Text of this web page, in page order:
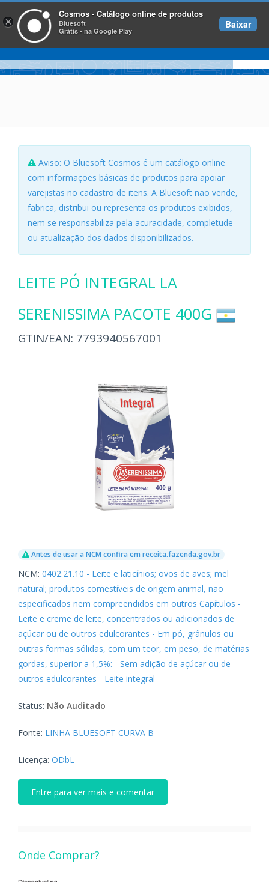
Aviso: O Bluesoft Cosmos é um catálogo online
com informações básicas de produtos para apoiar
varejistas no cadastro de itens. A Bluesoft não vende,
fabrica, distribui ou representa os produtos exibidos,
nem se responsabiliza pela acuracidade, completude
ou atualização dos dados disponibilizados.
LEITE PÓ INTEGRAL LA
SERENISSIMA PACOTE 400G
GTIN/EAN: 7793940567001
Antes de usar a NCM confira em receita.fazenda.gov.br
NCM: 0402.21.10 - Leite e laticínios; ovos de aves; mel
natural; produtos comestíveis de origem animal, não
especificados nem compreendidos em outros Capítulos -
Leite e creme de leite, concentrados ou adicionados de
açúcar ou de outros edulcorantes - Em pó, grânulos ou
outras formas sólidas, com um teor, em peso, de matérias
gordas, superior a 1,5%: - Sem adição de açúcar ou de
outros edulcorantes - Leite integral
Status: Não Auditado
Fonte: LINHA BLUESOFT CURVA B
Licença: ODbL
Entre para ver mais e comentar
Onde Comprar?
×
Cosmos - Catálogo online de produtos
Bluesoft
Grátis - na Google Play
Baixar